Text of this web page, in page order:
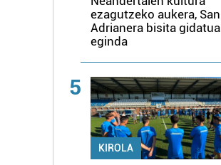
ezagutzeko aukera, San
Adrianera bisita gidatua
eginda
5
KIROLA